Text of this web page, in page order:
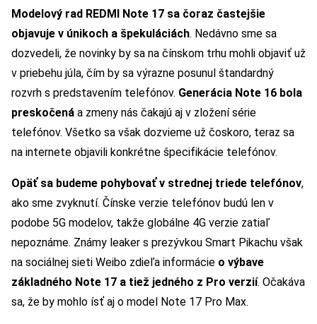
Modelový rad REDMI Note 17 sa čoraz častejšie
objavuje v únikoch a špekuláciách. Nedávno sme sa
dozvedeli, že novinky by sa na čínskom trhu mohli objaviť už
v priebehu júla, čím by sa výrazne posunul štandardný
rozvrh s predstavením telefónov. Generácia Note 16 bola
preskočená a zmeny nás čakajú aj v zložení série
telefónov. Všetko sa však dozvieme už čoskoro, teraz sa
na internete objavili konkrétne špecifikácie telefónov.
Opäť sa budeme pohybovať v strednej triede telefónov,
ako sme zvyknutí. Čínske verzie telefónov budú len v
podobe 5G modelov, takže globálne 4G verzie zatiaľ
nepoznáme. Známy leaker s prezývkou Smart Pikachu však
na sociálnej sieti Weibo zdieľa informácie o výbave
základného Note 17 a tiež jedného z Pro verzií. Očakáva
sa, že by mohlo ísť aj o model Note 17 Pro Max.